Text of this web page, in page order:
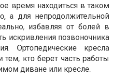
время находиться в таком
а для непродолжительной
избавляя от болей в
искривления позвоночника
Ортопедические кресла
тем, кто берет часть работы
диване или кресле.